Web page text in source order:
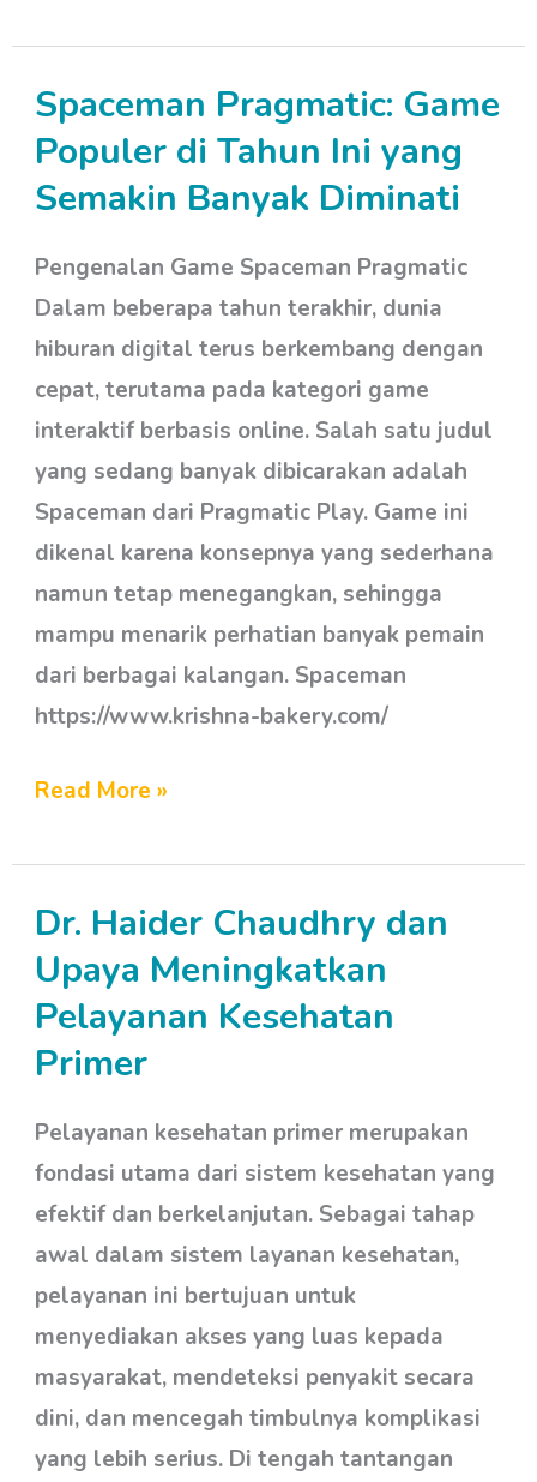
Spaceman Pragmatic: Game
Populer di Tahun Ini yang
Semakin Banyak Diminati
Pengenalan Game Spaceman Pragmatic
Dalam beberapa tahun terakhir, dunia
hiburan digital terus berkembang dengan
cepat, terutama pada kategori game
interaktif berbasis online. Salah satu judul
yang sedang banyak dibicarakan adalah
Spaceman dari Pragmatic Play. Game ini
dikenal karena konsepnya yang sederhana
namun tetap menegangkan, sehingga
mampu menarik perhatian banyak pemain
dari berbagai kalangan. Spaceman
https://www.krishna-bakery.com/
Spaceman
Pragmatic:
Game
di
Tahun
Ini
yang
Semakin
Banyak
Diminati
Read More »
Dr. Haider Chaudhry dan
Upaya Meningkatkan
Pelayanan Kesehatan
Primer
Pelayanan kesehatan primer merupakan
fondasi utama dari sistem kesehatan yang
efektif dan berkelanjutan. Sebagai tahap
awal dalam sistem layanan kesehatan,
pelayanan ini bertujuan untuk
menyediakan akses yang luas kepada
masyarakat, mendeteksi penyakit secara
dini, dan mencegah timbulnya komplikasi
yang lebih serius. Di tengah tantangan
Dr.
Haider
Chaudhry
Upaya
Meningkatkan
Pelayanan
Kesehatan
Primer